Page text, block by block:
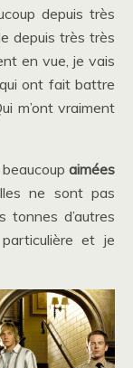
depuis très
depuis très très
en vue, je vais
ont fait battre
m’ont vraiment
aimées
ne sont pas
tonnes d’autres
et je